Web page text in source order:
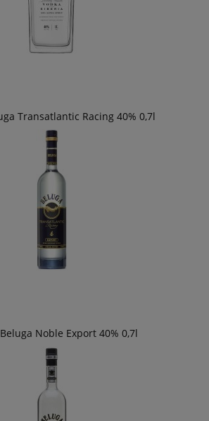
Transatlantic Racing 40% 0,7l
Noble Export 40% 0,7l